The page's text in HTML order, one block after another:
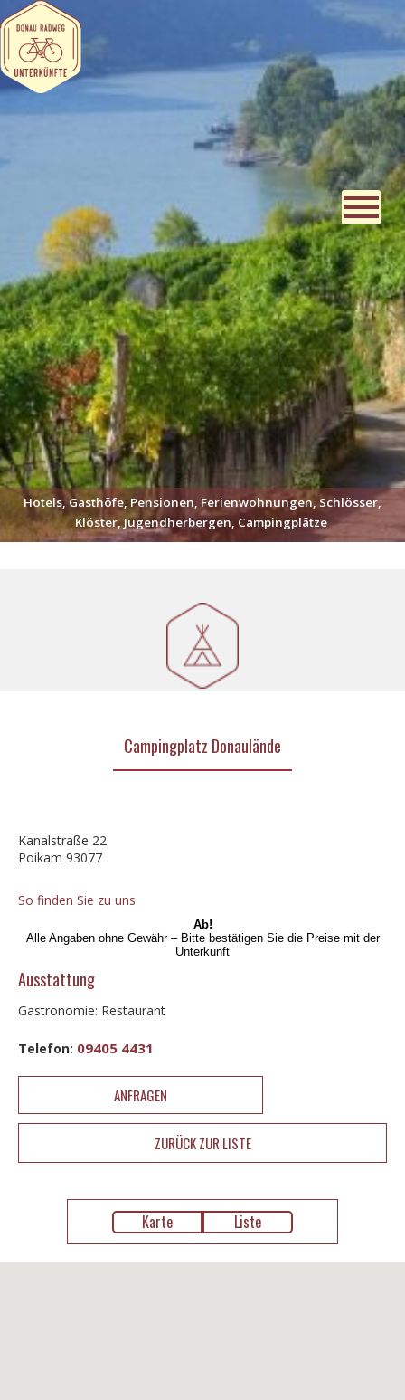
Hotels, Gasthöfe, Pensionen, Ferienwohnungen, Schlösser,
Klöster, Jugendherbergen, Campingplätze
Campingplatz Donaulände
Kanalstraße 22
Poikam 93077
So finden Sie zu uns
Ab!
Alle Angaben ohne Gewähr – Bitte bestätigen Sie die Preise mit der
Unterkunft
Ausstattung
Gastronomie: Restaurant
Telefon: 09405 4431
ANFRAGEN
ZURÜCK ZUR LISTE
Karte Liste